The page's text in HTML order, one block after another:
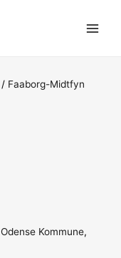
/ Faaborg-Midtfyn
Odense Kommune,